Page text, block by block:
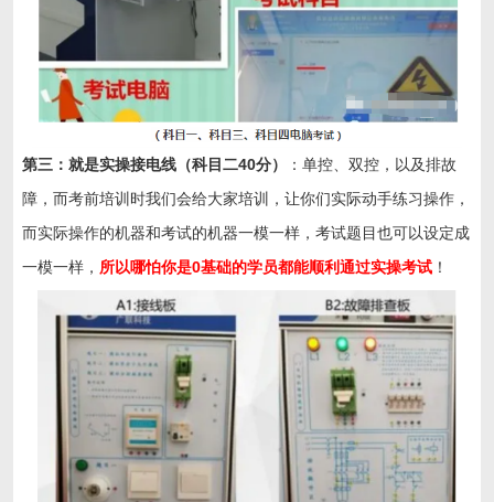
第三：就是实操接电线（科目二40分）
：单控、双控，以及排故
障，而考前培训时我们会给大家培训，让你们实际动手练习操作，
而实际操作的机器和考试的机器一模一样，考试题目也可以设定成
一模一样， 所以哪怕你是0基础的学员都能顺利通过实操考试 ！